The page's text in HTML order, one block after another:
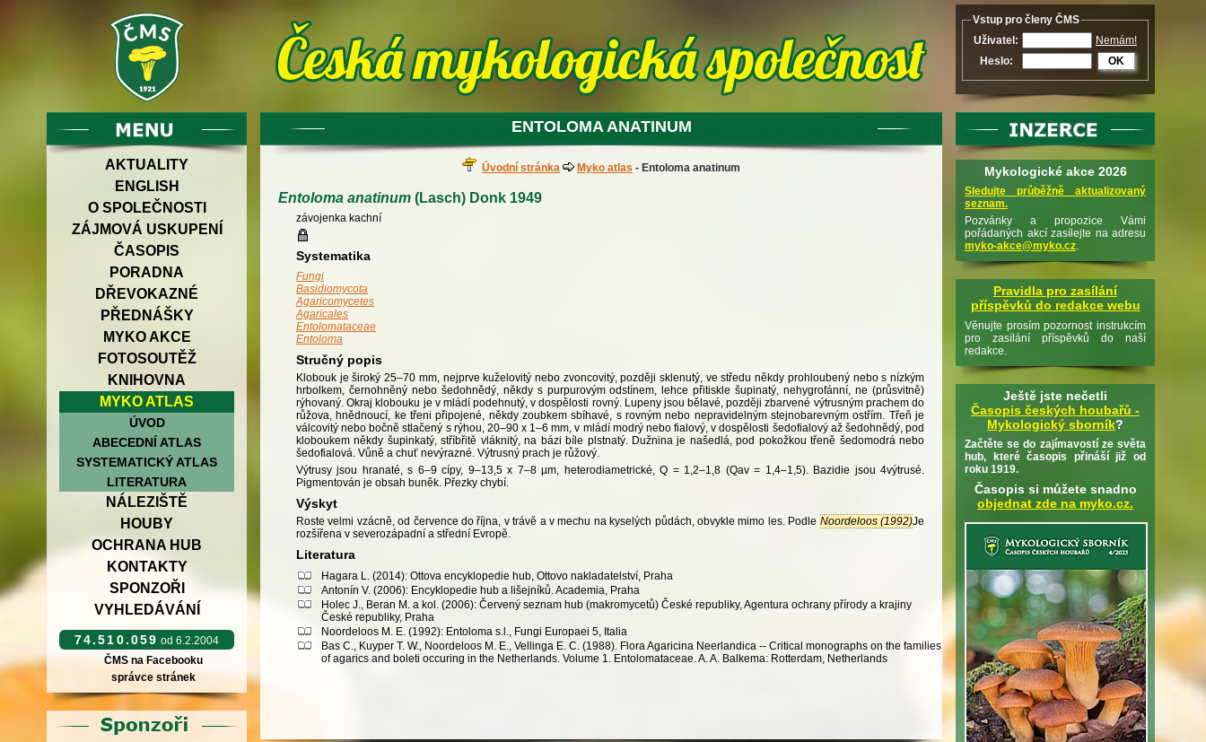
AKTUALITY
ENGLISH
O SPOLEČNOSTI
ZÁJMOVÁ USKUPENÍ
ČASOPIS
PORADNA
DŘEVOKAZNÉ
PŘEDNÁŠKY
MYKO AKCE
FOTOSOUTĚŽ
KNIHOVNA
MYKO ATLAS
ÚVOD
ABECEDNÍ ATLAS
SYSTEMATICKÝ ATLAS
LITERATURA
NÁLEZIŠTĚ
HOUBY
OCHRANA HUB
KONTAKTY
SPONZOŘI
VYHLEDÁVÁNÍ
74.510.059 od 6.2.2004
ČMS na Facebooku
správce stránek
ENTOLOMA ANATINUM
Úvodní stránka Myko atlas - Entoloma anatinum
Entoloma anatinum (Lasch) Donk 1949
závojenka kachní
Systematika
Fungi
Basidiomycota
Agaricomycetes
Agaricales
Entolomataceae
Entoloma
Stručný popis
Klobouk je široký 25–70 mm, nejprve kuželovitý nebo zvoncovitý, později sklenutý, ve středu někdy prohloubený nebo s nízkým
hrbolkem, černohněný nebo šedohnědý, někdy s purpurovým odstínem, lehce přitiskle šupinatý, nehygrofánní, ne (průsvitně)
rýhovaný. Okraj klobouku je v mládí podehnutý, v dospělosti rovný. Lupeny jsou bělavé, později zbarvené výtrusným prachem do
růžova, hnědnoucí, ke třeni připojené, někdy zoubkem sbíhavé, s rovným nebo nepravidelným stejnobarevným ostřím. Třeň je
válcovitý nebo bočně stlačený s rýhou, 20–90 x 1–6 mm, v mládí modrý nebo fialový, v dospělosti šedofialový až šedohnědý, pod
kloboukem někdy šupinkatý, stříbřitě vláknitý, na bázi bíle plstnatý. Dužnina je našedlá, pod pokožkou třeně šedomodrá nebo
šedofialová. Vůně a chuť nevýrazné. Výtrusný prach je růžový.
Výtrusy jsou hranaté, s 6–9 cípy, 9–13,5 x 7–8 µm, heterodiametrické, Q = 1,2–1,8 (Qav = 1,4–1,5). Bazidie jsou 4výtrusé.
Pigmentován je obsah buněk. Přezky chybí.
Výskyt
Roste velmi vzácně, od července do října, v trávě a v mechu na kyselých půdách, obvykle mimo les. Podle Noordeloos (1992)Je
rozšířena v severozápadní a střední Evropě.
Literatura
Hagara L. (2014): Ottova encyklopedie hub, Ottovo nakladatelství, Praha
Antonín V. (2006): Encyklopedie hub a lišejníků. Academia, Praha
Holec J., Beran M. a kol. (2006): Červený seznam hub (makromycetů) České republiky, Agentura ochrany přírody a krajiny
České republiky, Praha
Noordeloos M. E. (1992): Entoloma s.l., Fungi Europaei 5, Italia
Bas C., Kuyper T. W., Noordeloos M. E., Vellinga E. C. (1988). Flora Agaricina Neerlandica -- Critical monographs on the families
of agarics and boleti occuring in the Netherlands. Volume 1. Entolomataceae. A. A. Balkema: Rotterdam, Netherlands
Vstup pro členy ČMS
Uživatel:
Nemám!
Heslo:
OK
Mykologické akce 2026
Sledujte průběžně aktualizovaný
seznam.
Pozvánky a propozice Vámi
pořádaných akcí zasílejte na adresu
myko-akce@myko.cz.
Pravidla pro zasílání
příspěvků do redakce webu
Věnujte prosím pozornost instrukcím
pro zasílání příspěvků do naší
redakce.
Ještě jste nečetli
Časopis českých houbařů -
Mykologický sborník?
Začtěte se do zajímavostí ze světa
hub, které časopis přináší již od
roku 1919.
Časopis si můžete snadno
objednat zde na myko.cz.